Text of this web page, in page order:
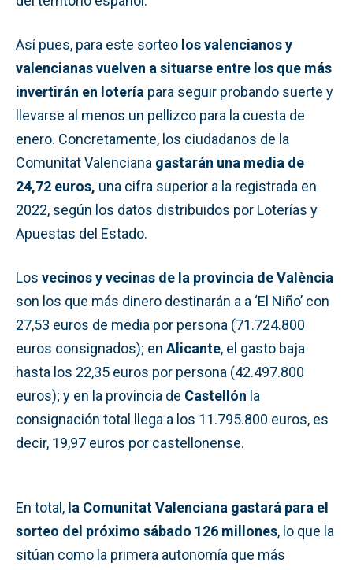
Así pues, para este sorteo los valencianos y
valencianas vuelven a situarse entre los que más
invertirán en lotería para seguir probando suerte y
llevarse al menos un pellizco para la cuesta de
enero. Concretamente, los ciudadanos de la
Comunitat Valenciana gastarán una media de
24,72 euros, una cifra superior a la registrada en
2022, según los datos distribuidos por Loterías y
Apuestas del Estado.
Los vecinos y vecinas de la provincia de València
son los que más dinero destinarán a a ‘El Niño’ con
27,53 euros de media por persona (71.724.800
euros consignados); en Alicante, el gasto baja
hasta los 22,35 euros por persona (42.497.800
euros); y en la provincia de Castellón la
consignación total llega a los 11.795.800 euros, es
decir, 19,97 euros por castellonense.
En total, la Comunitat Valenciana gastará para el
sorteo del próximo sábado 126 millones, lo que la
sitúan como la primera autonomía que más